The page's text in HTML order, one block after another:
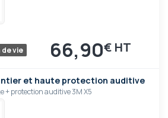
de vie 66,90€
et haute protection auditive
+ protection auditive 3M X5